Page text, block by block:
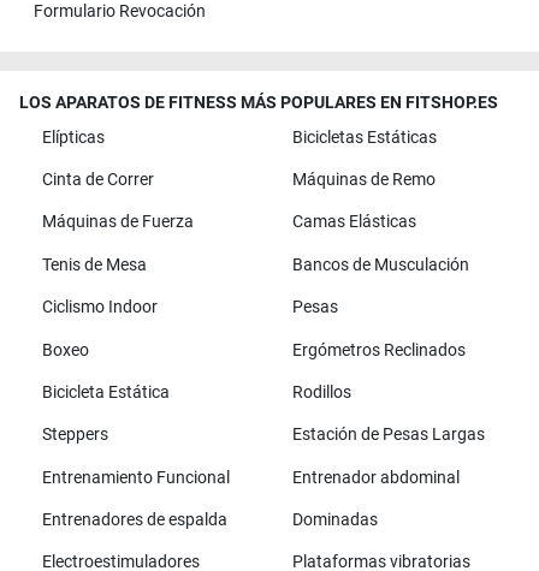
Formulario Revocación
LOS APARATOS DE FITNESS MÁS POPULARES EN FITSHOP.ES
Elípticas
Bicicletas Estáticas
Cinta de Correr Máquinas de Remo
Máquinas de Fuerza Camas Elásticas
Tenis de Mesa Bancos de Musculación
Ciclismo Indoor Pesas
Boxeo Ergómetros Reclinados
Bicicleta Estática Rodillos
Steppers Estación de Pesas Largas
Entrenamiento Funcional Entrenador abdominal
Entrenadores de espalda Dominadas
Electroestimuladores Plataformas vibratorias